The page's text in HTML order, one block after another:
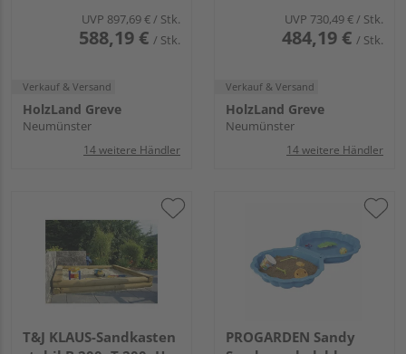
UVP 897,69 €/ Stk.
588,19 € / Stk.
Verkauf & Versand
HolzLand Greve
Neumünster
14 weitere Händler
UVP 730,49 €/ Stk.
484,19 € / Stk.
Verkauf & Versand
HolzLand Greve
Neumünster
14 weitere Händler
T&J KLAUS-Sandkasten
PROGARDEN Sandy